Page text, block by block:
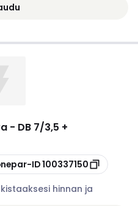
- DB 7/3,5 +
ID100337150
hinnan ja